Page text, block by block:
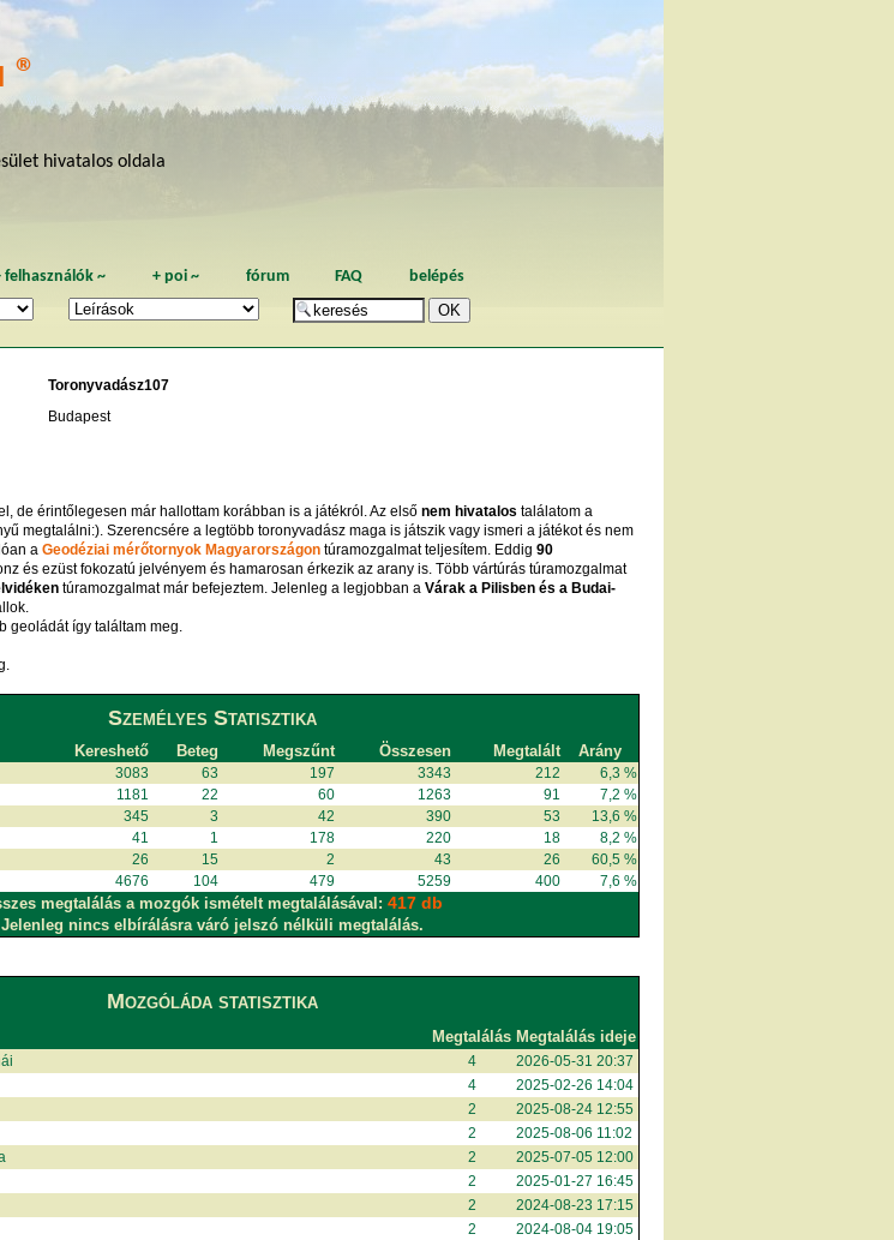
®
hivatalos oldala
felhasználók ~ + poi~ fórum FAQ belépés
Toronyvadász107
Budapest
de érintőlegesen már hallottam korábban is a játékról. Az elsőnem hivatalos találatom a
megtalálni:). Szerencsére a legtöbb toronyvadász maga is játszik vagy ismeri a játékot és nem
a Geodéziai mérőtornyok Magyarországon túramozgalmat teljesítem. Eddig90
és ezüst fokozatú jelvényem és hamarosan érkezik az arany is. Több vártúrás túramozgalmat
túramozgalmat már befejeztem. Jelenleg a legjobban aVárak a Pilisben és a Budai-
geoládát így találtam meg.
Személyes Statisztika
Kereshető Beteg Megszűnt Összesen Megtalált Arány
3083 63 197 3343 212
6,3 %
1181 22 60 1263 91
7,2 %
345 3 42 390 53
13,6 %
41 1 178 220 18
8,2 %
26 15 2 43 26
60,5 %
4676 104 479 5259 400 7,6 %
megtalálás a mozgók ismételt megtalálásával:417 db
Jelenleg nincs elbírálásra váró jelszó nélküli megtalálás.
Mozgóláda statisztika
Megtalálás Megtalálás ideje
4
2026-05-31 20:37
4
2025-02-26 14:04
2
2025-08-24 12:55
2
2025-08-06 11:02
2
2025-07-05 12:00
2
2025-01-27 16:45
2
2024-08-23 17:15
2
2024-08-04 19:05